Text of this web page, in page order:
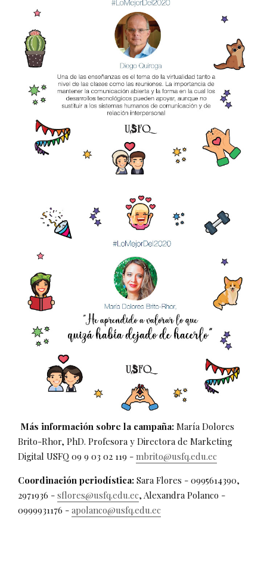
Más información sobre la campaña: María Dolores
Brito-Rhor, PhD. Profesora y Directora de Marketing
Digital USFQ 09 9 03 02 119 - mbrito@usfq.edu.ec
Coordinación periodística: Sara Flores - 0995614390,
2971936 - sflores@usfq.edu.ec, Alexandra Polanco -
0999931176 - apolanco@usfq.edu.ec